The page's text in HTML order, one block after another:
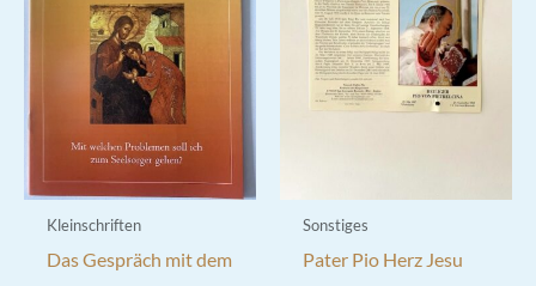
Kleinschriften
Das Gespräch mit dem
Sonstiges
Pater Pio Herz Jesu